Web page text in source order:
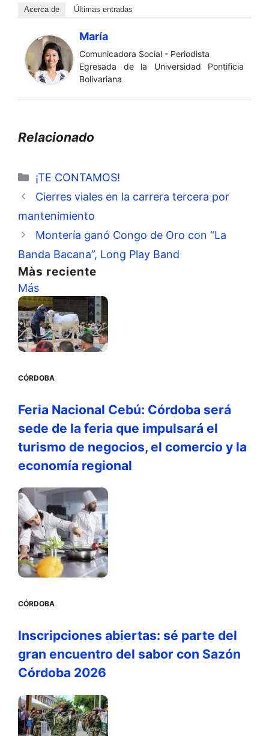
Acerca de Últimas entradas
María
Comunicadora Social - Periodista
Egresada de la Universidad Pontificia
Bolivariana
Relacionado
Categorías
¡TE CONTAMOS!
Cierres viales en la carrera tercera por
mantenimiento
Montería ganó Congo de Oro con “La
Banda Bacana”, Long Play Band
Màs reciente
Más
CÓRDOBA
Feria Nacional Cebú: Córdoba será
sede de la feria que impulsará el
turismo de negocios, el comercio y la
economía regional
CÓRDOBA
Inscripciones abiertas: sé parte del
gran encuentro del sabor con Sazón
Córdoba 2026